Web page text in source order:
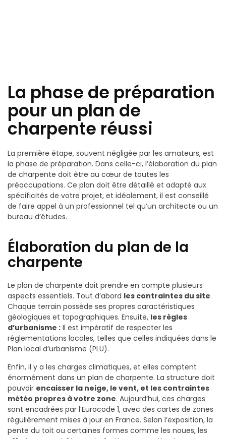
La phase de préparation
pour un plan de
charpente réussi
La première étape, souvent négligée par les amateurs, est
la phase de préparation. Dans celle-ci, l’élaboration du plan
de charpente doit être au cœur de toutes les
préoccupations. Ce plan doit être détaillé et adapté aux
spécificités de votre projet, et idéalement, il est conseillé
de faire appel à un professionnel tel qu’un architecte ou un
bureau d’études.
Élaboration du plan de la
charpente
Le plan de charpente doit prendre en compte plusieurs
aspects essentiels. Tout d’abord les contraintes du site.
Chaque terrain possède ses propres caractéristiques
géologiques et topographiques. Ensuite, les règles
d’urbanisme : Il est impératif de respecter les
réglementations locales, telles que celles indiquées dans le
Plan local d’urbanisme (PLU).
Enfin, il y a les charges climatiques, et elles comptent
énormément dans un plan de charpente. La structure doit
pouvoir encaisser la neige, le vent, et les contraintes
météo propres à votre zone. Aujourd’hui, ces charges
sont encadrées par l’Eurocode 1, avec des cartes de zones
régulièrement mises à jour en France. Selon l’exposition, la
pente du toit ou certaines formes comme les noues, les